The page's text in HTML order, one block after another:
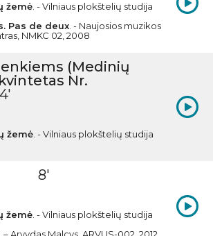
žemė. - Vilniaus plokštelių studija
Pas de deux. - Naujosios muzikos
NMKC 02, 2008
(Medinių
Nr.
žemė. - Vilniaus plokštelių studija
8'
žemė. - Vilniaus plokštelių studija